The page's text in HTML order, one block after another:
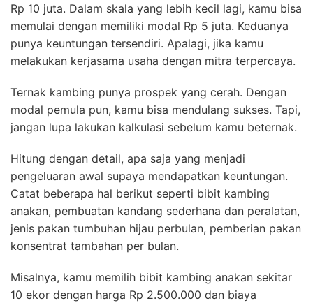
Rp 10 juta. Dalam skala yang lebih kecil lagi, kamu bisa
memulai dengan memiliki modal Rp 5 juta. Keduanya
punya keuntungan tersendiri. Apalagi, jika kamu
melakukan kerjasama usaha dengan mitra terpercaya.
Ternak kambing punya prospek yang cerah. Dengan
modal pemula pun, kamu bisa mendulang sukses. Tapi,
jangan lupa lakukan kalkulasi sebelum kamu beternak.
Hitung dengan detail, apa saja yang menjadi
pengeluaran awal supaya mendapatkan keuntungan.
Catat beberapa hal berikut seperti bibit kambing
anakan, pembuatan kandang sederhana dan peralatan,
jenis pakan tumbuhan hijau perbulan, pemberian pakan
konsentrat tambahan per bulan.
Misalnya, kamu memilih bibit kambing anakan sekitar
10 ekor dengan harga Rp 2.500.000 dan biaya